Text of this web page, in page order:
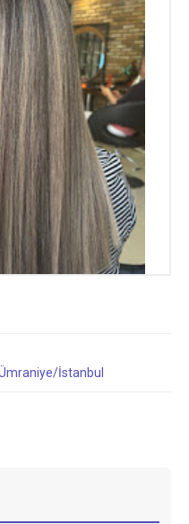
İstanbul